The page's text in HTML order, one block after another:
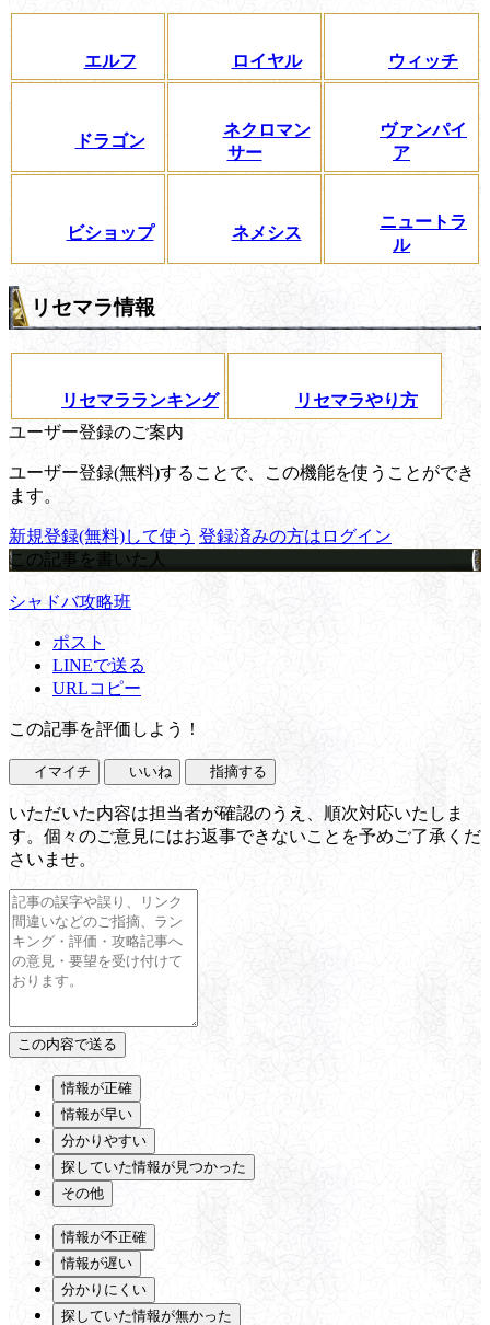
エルフ ロイヤル ウィッチ
ドラゴン
ネクロマン
サー
ヴァンパイ
ア
ビショップ ネメシス
ニュートラ
ル
リセマラ情報
リセマラランキング
リセマラやり方
ユーザー登録のご案内
ユーザー登録(無料)することで、この機能を使うことができ
ます。
新規登録(無料)して使う 登録済みの方はログイン
この記事を書いた人
シャドバ攻略班
ポスト
LINEで送る
URLコピー
この記事を評価しよう！
イマイチ いいね 指摘する
いただいた内容は担当者が確認のうえ、順次対応いたしま
す。個々のご意見にはお返事できないことを予めご了承くだ
さいませ。
情報が正確
情報が早い
分かりやすい
探していた情報が見つかった
その他
情報が不正確
情報が遅い
分かりにくい
探していた情報が無かった